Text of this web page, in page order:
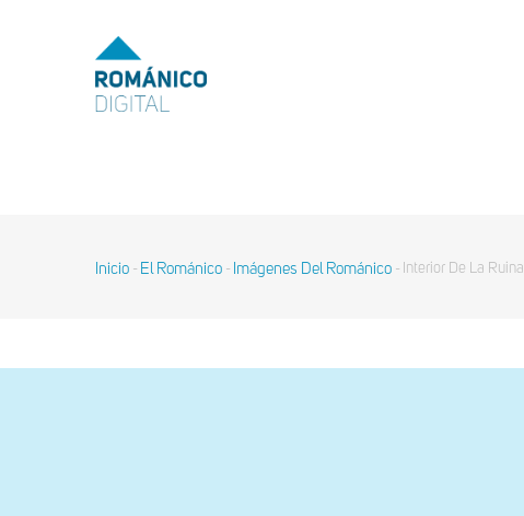
MENU
TOP
Sobrescribir
Inicio - El Románico - Imágenes Del Románico - Interior De La Ruina